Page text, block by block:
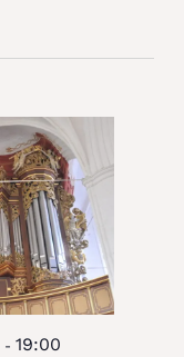
- 19:00